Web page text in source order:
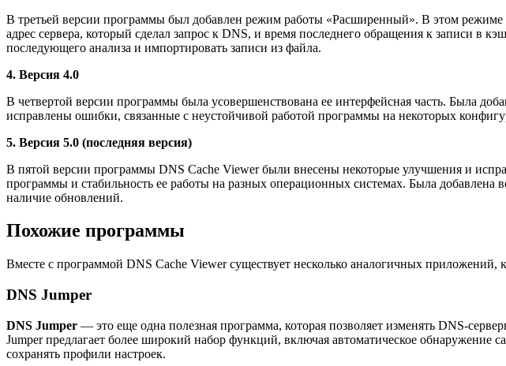
В третьей версии программы был добавлен режим работы «Расширенный». В этом
адрес сервера, который сделал запрос к DNS, и время последнего обращения к записи в
последующего анализа и импортировать записи из файла.
4. Версия 4.0
В четвертой версии программы была усовершенствована ее интерфейсная часть. Была
исправлены ошибки, связанные с неустойчивой работой программы на некоторых
5. Версия 5.0 (последняя версия)
В пятой версии программы DNS Cache Viewer были внесены некоторые улучшения и
программы и стабильность ее работы на разных операционных системах. Была
наличие обновлений.
Похожие программы
Вместе с программой DNS Cache Viewer существует несколько аналогичных
DNS Jumper
DNS Jumper — это еще одна полезная программа, которая позволяет изменять DNS-
Jumper предлагает более широкий набор функций, включая автоматическое обнаружение
сохранять профили настроек.